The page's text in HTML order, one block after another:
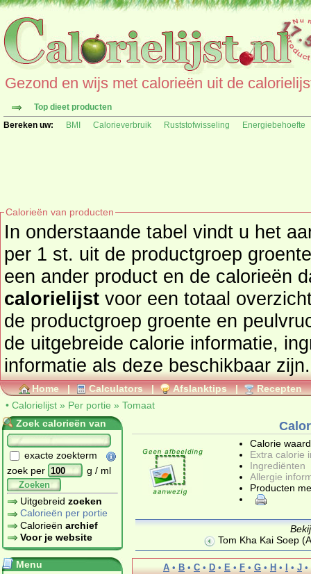
Gezond en wijs met calorieën uit de
Top dieet producten
Bereken uw:
BMI Calorieverbruik Ruststofwisseling Energiebehoefte
Calorieën van producten
In onderstaande tabel vindt u het
per 1 st. uit de productgroep groente en peulvruchten. Zoekt u
calorielijst voor een totaal overzicht of bekijk alle producten uit
de productgroep groente en
de uitgebreide calorie informatie,
informatie als deze beschikbaar zijn.
Home | Calculators | Afslanktips | Recepten
• Calorielijst » Per portie » Tomaat
Zoek calorieën van
exacte zoekterm
zoek per
g / ml
Zoeken
Uitgebreid zoeken
Calorieën per portie
Calorieën archief
Voor je website
Menu
Calorie
Extra calorie
Ingrediënten
Allergie
Producten
Tom Kha Kai Soep
A • B • C • D • E • F • G • H • I • J •